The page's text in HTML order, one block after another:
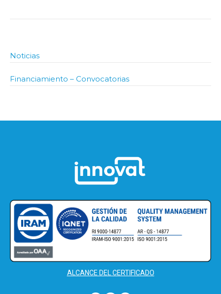
Noticias
Financiamiento – Convocatorias
ALCANCE DEL CERTIFICADO